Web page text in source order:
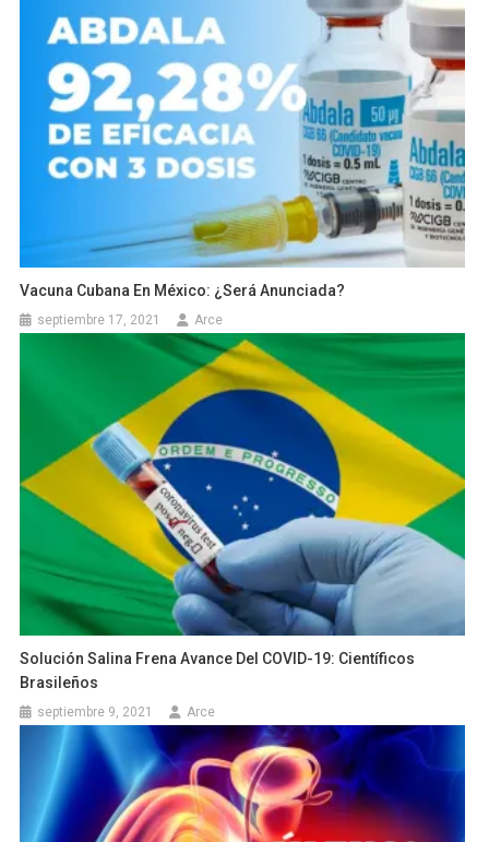
Vacuna Cubana En México: ¿Será Anunciada?
septiembre 17, 2021 Arce
Solución Salina Frena Avance Del COVID-19: Científicos
Brasileños
septiembre 9, 2021 Arce